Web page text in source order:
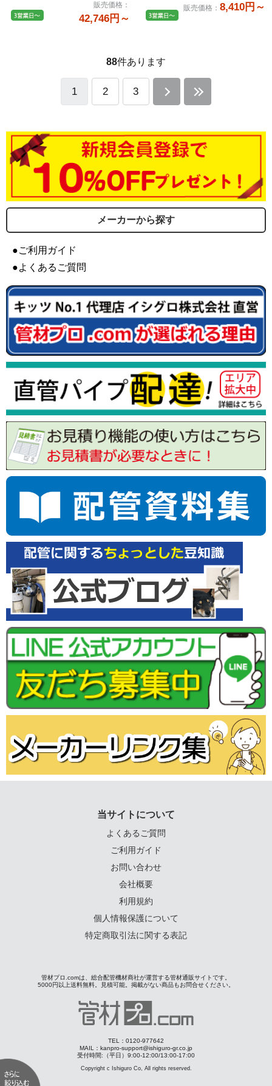
販売価格 ：
42,746円～
販売価格 ： 8,410円～
88件あります
1 2 3
メーカーから探す
●ご利用ガイド
●よくあるご質問
当サイトについて
よくあるご質問
ご利用ガイド
お問い合わせ
会社概要
利用規約
個人情報保護について
特定商取引法に関する表記
管材プロ.comは、総合配管機材商社が運営する管材通販サイトです。
5000円以上送料無料。見積可能。掲載がない商品もお問合せください。
TEL：0120-977642
MAIL：kanpro-support@ishiguro-gr.co.jp
受付時間:（平日）9:00-12:00/13:00-17:00
Copyright c Ishiguro Co, All rights reserved.